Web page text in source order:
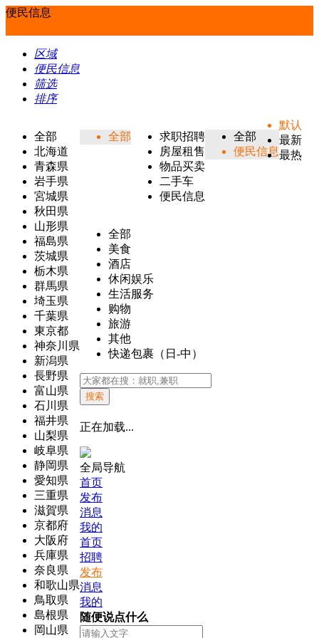
便民信息
区域
便民信息
筛选
排序
全部
北海道
青森県
岩手県
宮城県
秋田県
山形県
福島県
茨城県
栃木県
群馬県
埼玉県
千葉県
東京都
神奈川県
新潟県
長野県
富山県
石川県
福井県
山梨県
岐阜県
静岡県
愛知県
三重県
滋賀県
京都府
大阪府
兵庫県
奈良県
和歌山県
鳥取県
島根県
岡山県
全部
求职招聘
房屋租售
物品买卖
二手车
便民信息
全部
便民信息
全部
美食
酒店
休闲娱乐
生活服务
购物
旅游
其他
快递包裹（日-中）
默认
最新
最热
搜索
正在加载...
全局导航
首页
发布
消息
我的
首页
招聘
发布
消息
我的
随便说点什么